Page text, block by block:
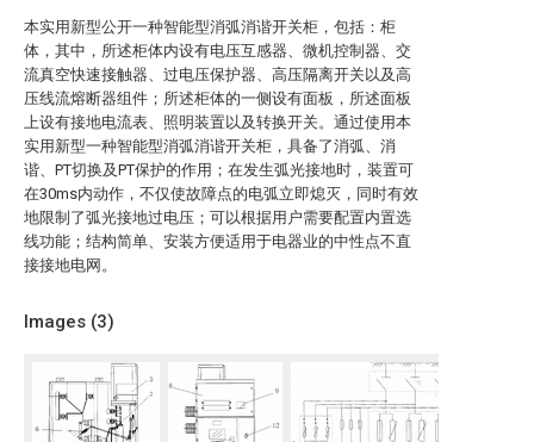
本实用新型公开一种智能型消弧消谐开关柜，包括：柜
体，其中，所述柜体内设有电压互感器、微机控制器、交
流真空快速接触器、过电压保护器、高压隔离开关以及高
压线流熔断器组件；所述柜体的一侧设有面板，所述面板
上设有接地电流表、照明装置以及转换开关。通过使用本
实用新型一种智能型消弧消谐开关柜，具备了消弧、消
谐、PT切换及PT保护的作用；在发生弧光接地时，装置可
在30ms内动作，不仅使故障点的电弧立即熄灭，同时有效
地限制了弧光接地过电压；可以根据用户需要配置内置选
线功能；结构简单、安装方便适用于电器业的中性点不直
接接地电网。
Images (3)